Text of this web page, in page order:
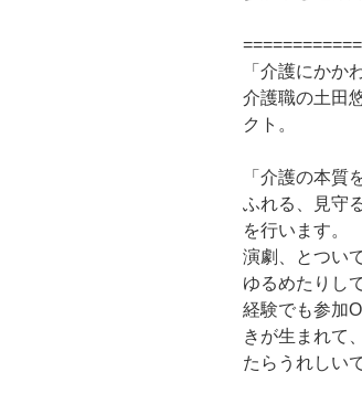
「介護にかか
介護職の土田
クト。​
「介護の本質
ふれる、見守
を行います。
演劇、とつい
ゆるめたりし
経験でも参加
きが生まれて
たらうれしい